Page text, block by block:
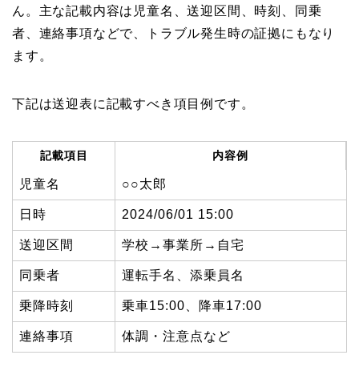
ん。主な記載内容は児童名、送迎区間、時刻、同乗
者、連絡事項などで、トラブル発生時の証拠にもなり
ます。
下記は送迎表に記載すべき項目例です。
記載項目 内容例
児童名 ○○太郎
日時 2024/06/01 15:00
送迎区間 学校→事業所→自宅
同乗者 運転手名、添乗員名
乗降時刻 乗車15:00、降車17:00
連絡事項 体調・注意点など